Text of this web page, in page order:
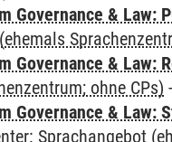
Governance & Law:
Governance & Law:
ohne CPs) -
Governance & Law:
Sprachangebot